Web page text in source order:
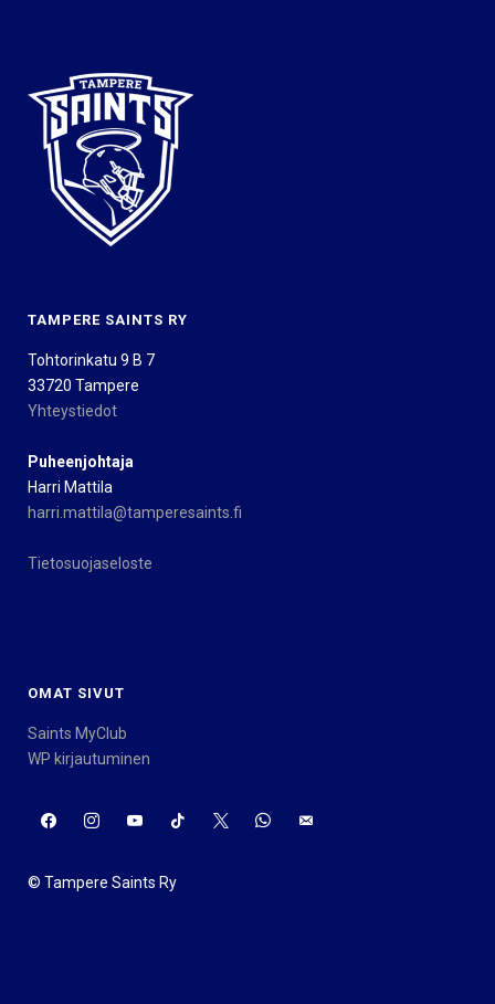
TAMPERE SAINTS RY
Tohtorinkatu 9 B 7
33720 Tampere
Yhteystiedot
Puheenjohtaja
Harri Mattila
harri.mattila@tamperesaints.fi
Tietosuojaseloste
OMAT SIVUT
Saints MyClub
WP kirjautuminen
© Tampere Saints Ry